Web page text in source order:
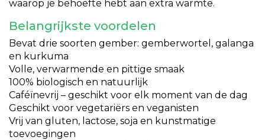
waarop je behoefte hebt aan extra warmte.
Belangrijkste voordelen
Bevat drie soorten gember: gemberwortel, galanga
en kurkuma
Volle, verwarmende en pittige smaak
100% biologisch en natuurlijk
Caféïnevrij – geschikt voor elk moment van de dag
Geschikt voor vegetariërs en veganisten
Vrij van gluten, lactose, soja en kunstmatige
toevoegingen